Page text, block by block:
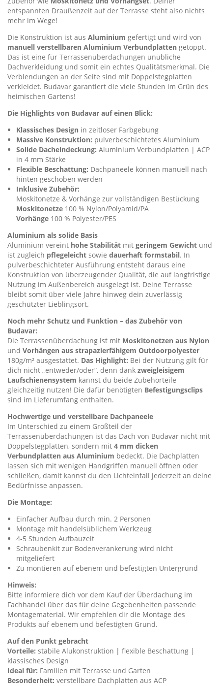
entspannten Draußenzeit auf der Terrasse steht also nichts
mehr im Wege!
Die Konstruktion ist aus Aluminium gefertigt und wird von
manuell verstellbaren Aluminium Verbundplatten getoppt.
Das ist eine für Terrassenüberdachungen unübliche
Dachverkleidung und somit ein echtes Qualitätsmerkmal. Die
Verblendungen an der Seite sind mit Doppelstegplatten
verkleidet. Budavar garantiert die viele Stunden im Grün des
heimischen Gartens!
Die Highlights von Budavar auf einen Blick:
Klassisches Design in zeitloser Farbgebung
Massive Konstruktion: pulverbeschichtetes Aluminium
Solide Dacheindeckung: Aluminium Verbundplatten | ACP
in 4 mm Stärke
Flexible Beschattung: Dachpaneele können manuell nach
hinten geschoben werden
Inklusive Zubehör:
Moskitonetze & Vorhänge zur vollständigen Bestückung
Moskitonetze 100 % Nylon/Polyamid/PA
Vorhänge 100 % Polyester/PES
Aluminium als solide Basis
Aluminium vereint hohe Stabilität mit geringem Gewicht und
ist zugleich pflegeleicht sowie dauerhaft formstabil. In
pulverbeschichteter Ausführung entsteht daraus eine
Konstruktion von überzeugender Qualität, die auf langfristige
Nutzung im Außenbereich ausgelegt ist. Deine Terrasse
bleibt somit über viele Jahre hinweg dein zuverlässig
geschützter Lieblingsort.
Noch mehr Schutz und Funktion – das Zubehör von
Budavar:
Die Terrassenüberdachung ist mit Moskitonetzen aus Nylon
und Vorhängen aus strapazierfähigem Outdoorpolyester
180g/m² ausgestattet. Das Highlight: Bei der Nutzung gilt für
dich nicht „entweder/oder“, denn dank zweigleisigem
Laufschienensystem kannst du beide Zubehörteile
gleichzeitig nutzen! Die dafür benötigten Befestigungsclips
sind im Lieferumfang enthalten.
Hochwertige und verstellbare Dachpaneele
Im Unterschied zu einem Großteil der
Terrassenüberdachungen ist das Dach von Budavar nicht mit
Doppelstegplatten, sondern mit 4 mm dicken
Verbundplatten aus Aluminium bedeckt. Die Dachplatten
lassen sich mit wenigen Handgriffen manuell öffnen oder
schließen, damit kannst du den Lichteinfall jederzeit an deine
Bedürfnisse anpassen.
Die Montage:
Einfacher Aufbau durch min. 2 Personen
Montage mit handelsüblichem Werkzeug
4-5 Stunden Aufbauzeit
Schraubenkit zur Bodenverankerung wird nicht
mitgeliefert
Zu montieren auf ebenem und befestigten Untergrund
Hinweis:
Bitte informiere dich vor dem Kauf der Überdachung im
Fachhandel über das für deine Gegebenheiten passende
Montagematerial. Wir empfehlen dir die Montage des
Produkts auf ebenem und befestigten Grund.
Auf den Punkt gebracht
Vorteile: stabile Alukonstruktion | flexible Beschattung |
klassisches Design
Ideal für: Familien mit Terrasse und Garten
Besonderheit: verstellbare Dachplatten aus ACP